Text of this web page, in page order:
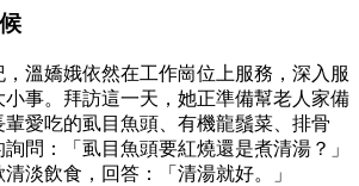
溫嬌娥依然在工作崗位上服務，深入服
事。拜訪這一天，她正準備幫老人家備
愛吃的虱目魚頭、有機龍鬚菜、排骨
問：「虱目魚頭要紅燒還是煮清湯？」
淡飲食，回答：「清湯就好。」